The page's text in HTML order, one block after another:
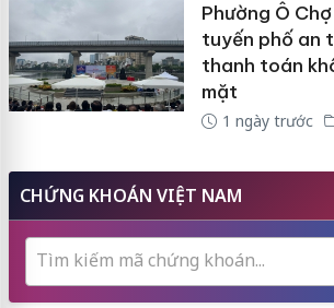
Phường Ô
tuyến phố an
thanh toán
mặt
1 ngày trước
CHỨNG KHOÁN VIỆT NAM
Tìm kiếm mã chứng khoán...